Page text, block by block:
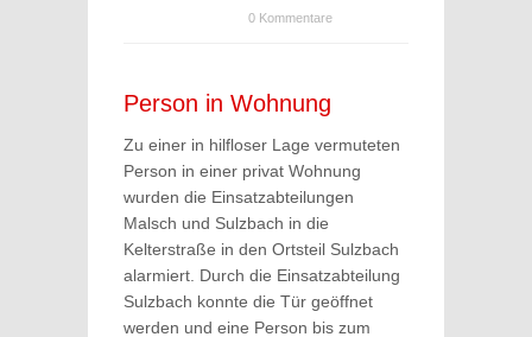
0 Kommentare
Person in Wohnung
Zu einer in hilfloser Lage vermuteten
Person in einer privat Wohnung
wurden die Einsatzabteilungen
Malsch und Sulzbach in die
Kelterstraße in den Ortsteil Sulzbach
alarmiert. Durch die Einsatzabteilung
Sulzbach konnte die Tür geöffnet
werden und eine Person bis zum